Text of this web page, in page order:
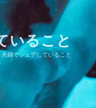
いること
夫婦でシェアしていること